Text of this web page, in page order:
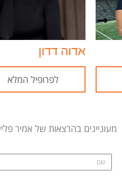
אדוה דדון
לפרופיל המלא
מעוניינים בהרצאות של אמיר